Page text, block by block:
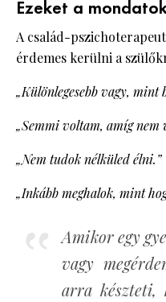
Ezeket a
A család-
érdemes kerülni a
„Különlegesebb vagy, mint
„Semmi voltam, amíg nem
„Nem tudok nélküled élni.”
„Inkább meghalok, mint
Amikor egy
vagy
arra készteti,